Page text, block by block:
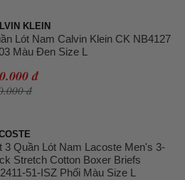
KLEIN
Lót Nam Calvin Klein CK NB4127
Màu Đen Size L
đ
đ
3 Quần Lót Nam Lacoste Men's 3-
Stretch Cotton Boxer Briefs
51-ISZ Phối Màu Size L